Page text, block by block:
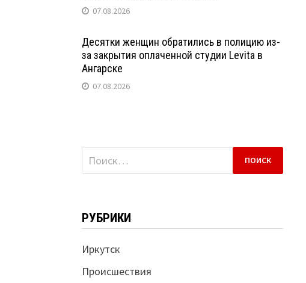
07.08.2026
Десятки женщин обратились в полицию из-
за закрытия оплаченной студии Levita в
Ангарске
07.08.2026
Найти:
РУБРИКИ
Иркутск
Происшествия